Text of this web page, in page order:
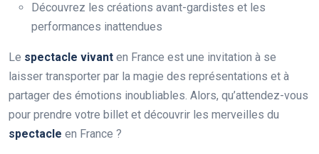
Découvrez les créations avant-gardistes et les
performances inattendues
Le spectacle vivant en France est une invitation à se
laisser transporter par la magie des représentations et à
partager des émotions inoubliables. Alors, qu’attendez-vous
pour prendre votre billet et découvrir les merveilles du
spectacle en France ?